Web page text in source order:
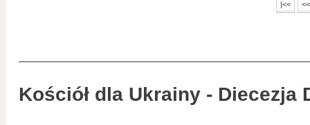
|<< <<
Kościół dla Ukrainy - Diecezja